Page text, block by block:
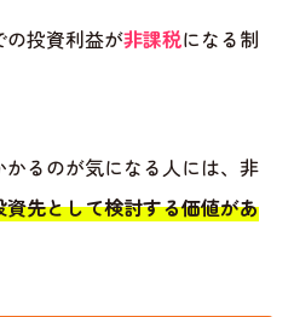
の投資利益が非課税になる制
るのが気になる人には、非
資先として検討する価値があ